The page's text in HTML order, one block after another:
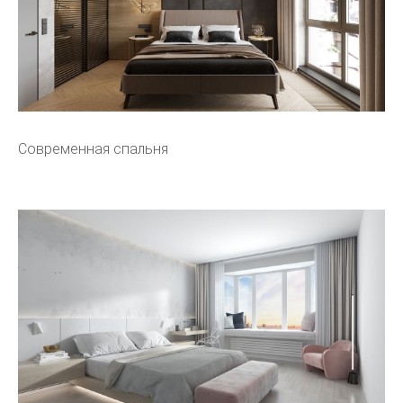
Современная спальня